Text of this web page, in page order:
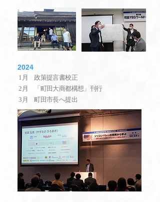
2024
1月 政策提言書校正
2月 「町田大商都構想」刊行
3月 町田市長へ提出